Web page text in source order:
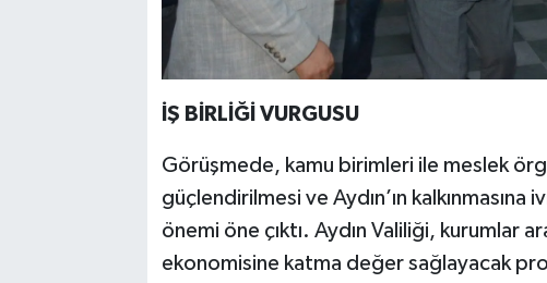
İŞ BİRLİĞİ VURGUSU
Görüşmede, kamu birimleri ile meslek
güçlendirilmesi ve Aydın’ın kalkınmasına
önemi öne çıktı. Aydın Valiliği, kurumlar
ekonomisine katma değer sağlayacak